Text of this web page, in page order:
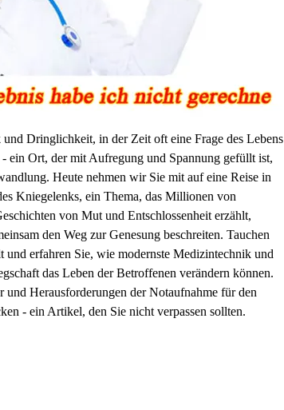
Dringlichkeit, in der Zeit oft eine Frage des Lebens
ein Ort, der mit Aufregung und Spannung gefüllt ist,
Heute nehmen wir Sie mit auf eine Reise in
Kniegelenks, ein Thema, das Millionen von
von Mut und Entschlossenheit erzählt,
den Weg zur Genesung beschreiten. Tauchen
und erfahren Sie, wie modernste Medizintechnik und
das Leben der Betroffenen verändern können.
und Herausforderungen der Notaufnahme für den
- ein Artikel, den Sie nicht verpassen sollten.